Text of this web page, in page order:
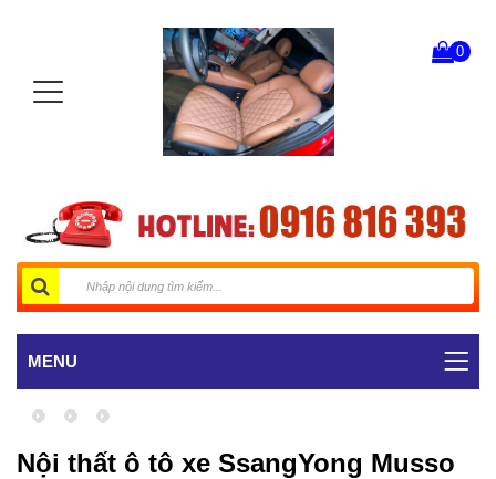
0
MENU
Nội thất ô tô xe SsangYong Musso